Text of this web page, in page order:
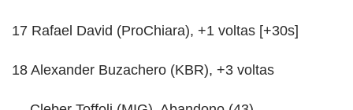
17 Rafael David (ProChiara), +1 voltas [+30s]
18 Alexander Buzachero (KBR), +3 voltas